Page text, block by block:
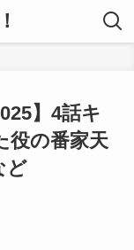
】4話キ
役の番家天
ど